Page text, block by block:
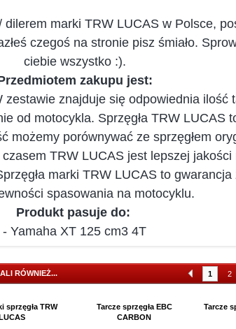
marki TRW LUCAS w Polsce,
czegoś na stronie pisz śmiało.
ciebie wszystko :).
zakupu jest:
zestawie znajduje się odpowiednia ilość
od motocykla. Sprzęgła TRW LUCAS
możemy porównywać ze sprzęgłem
TRW LUCAS jest lepszej jakości
marki TRW LUCAS to gwarancja
spasowania na motocyklu.
Produkt pasuje do:
- Yamaha XT 125 cm3 4T
RÓWNIEŻ... 1 2
sprzęgła TRW
Tarcze sprzęgła EBC
CARBON
Tarcze